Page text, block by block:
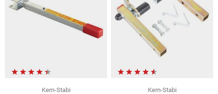
Kern-Stabi
Kern-Stabi